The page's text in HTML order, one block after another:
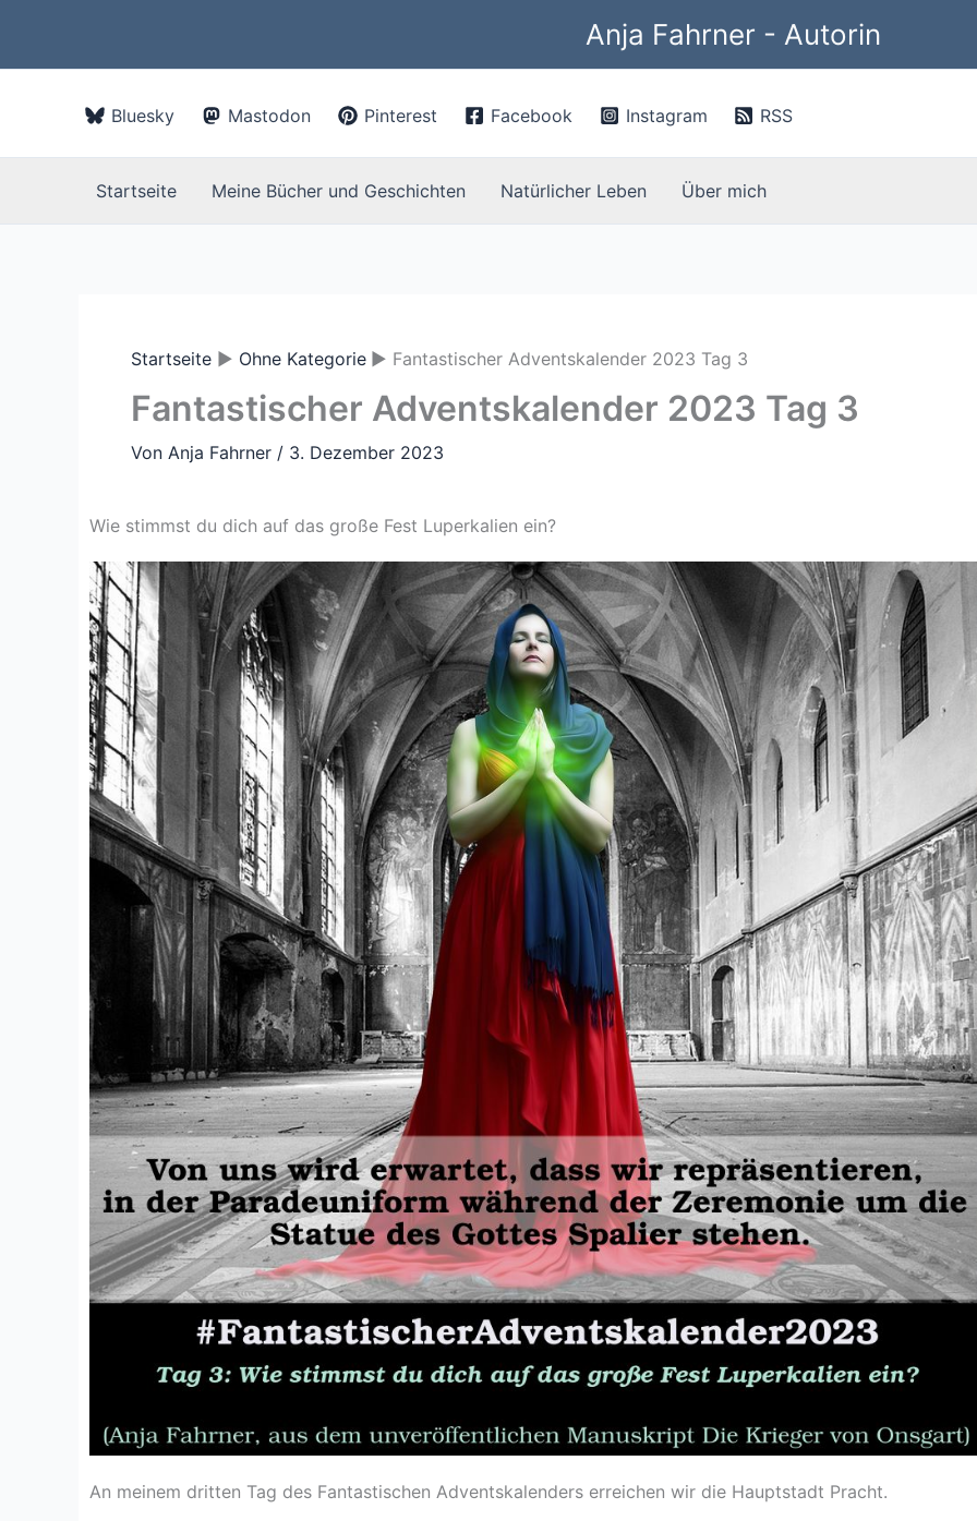
springen
Anja Fahrner - Autorin
Bluesky Mastodon Pinterest Facebook Instagram RSS
Startseite Meine Bücher und Geschichten Natürlicher Leben Über mich
Startseite Ohne Kategorie Fantastischer Adventskalender 2023 Tag 3
Fantastischer Adventskalender 2023 Tag 3
Von Anja Fahrner / 3. Dezember 2023
Wie stimmst du dich auf das große Fest Luperkalien ein?
An meinem dritten Tag des Fantastischen Adventskalenders erreichen wir die Hauptstadt Pracht.